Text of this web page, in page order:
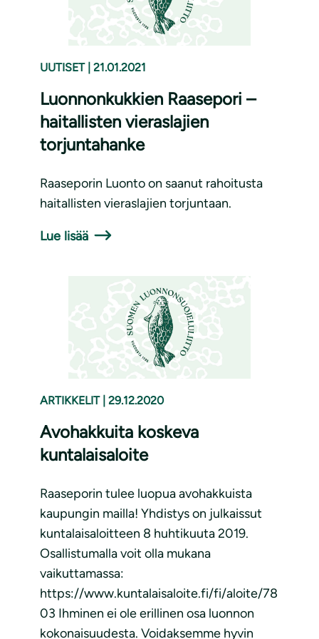
UUTISET 21.01.2021
Luonnonkukkien Raasepori –
haitallisten vieraslajien
torjuntahanke
Raaseporin Luonto on saanut rahoitusta
haitallisten vieraslajien torjuntaan.
Lue lisää
ARTIKKELIT 29.12.2020
Avohakkuita koskeva
kuntalaisaloite
Raaseporin tulee luopua avohakkuista
kaupungin mailla! Yhdistys on julkaissut
kuntalaisaloitteen 8 huhtikuuta 2019.
Osallistumalla voit olla mukana
vaikuttamassa:
https://www.kuntalaisaloite.fi/fi/aloite/78
03 Ihminen ei ole erillinen osa luonnon
kokonaisuudesta. Voidaksemme hyvin